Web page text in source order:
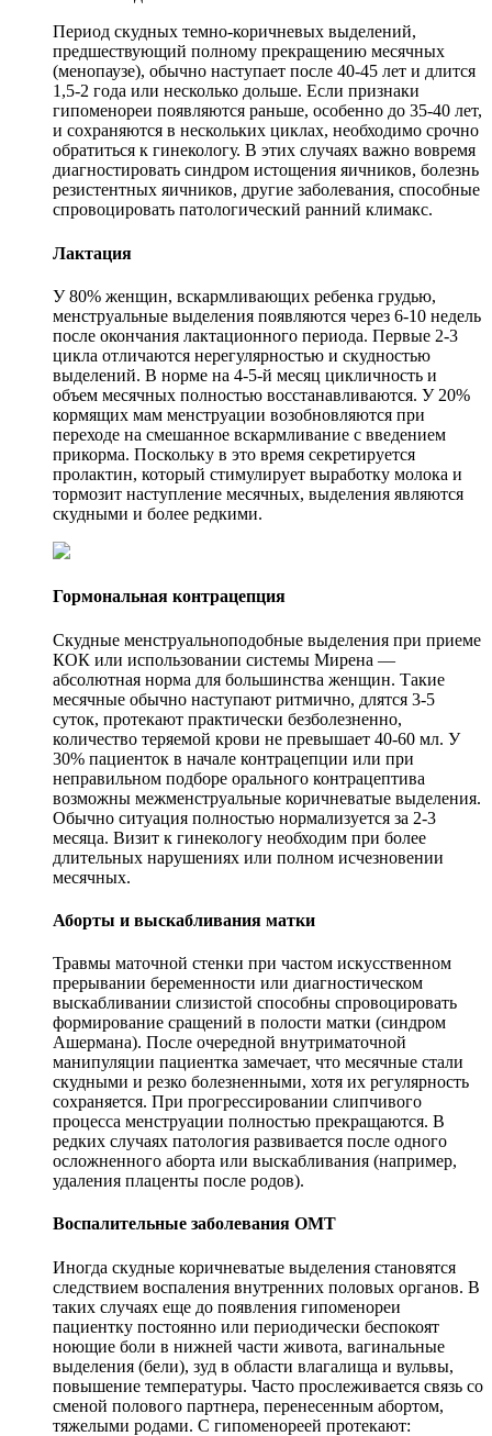
Период скудных темно-коричневых выделений,
предшествующий полному прекращению месячных
(менопаузе), обычно наступает после 40-45 лет и длится
1,5-2 года или несколько дольше. Если признаки
гипоменореи появляются раньше, особенно до 35-40 лет,
и сохраняются в нескольких циклах, необходимо срочно
обратиться к гинекологу. В этих случаях важно вовремя
диагностировать синдром истощения яичников, болезнь
резистентных яичников, другие заболевания, способные
спровоцировать патологический ранний климакс.
Лактация
У 80% женщин, вскармливающих ребенка грудью,
менструальные выделения появляются через 6-10 недель
после окончания лактационного периода. Первые 2-3
цикла отличаются нерегулярностью и скудностью
выделений. В норме на 4-5-й месяц цикличность и
объем месячных полностью восстанавливаются. У 20%
кормящих мам менструации возобновляются при
переходе на смешанное вскармливание с введением
прикорма. Поскольку в это время секретируется
пролактин, который стимулирует выработку молока и
тормозит наступление месячных, выделения являются
скудными и более редкими.
Гормональная контрацепция
Скудные менструальноподобные выделения при приеме
КОК или использовании системы Мирена —
абсолютная норма для большинства женщин. Такие
месячные обычно наступают ритмично, длятся 3-5
суток, протекают практически безболезненно,
количество теряемой крови не превышает 40-60 мл. У
30% пациенток в начале контрацепции или при
неправильном подборе орального контрацептива
возможны межменструальные коричневатые выделения.
Обычно ситуация полностью нормализуется за 2-3
месяца. Визит к гинекологу необходим при более
длительных нарушениях или полном исчезновении
месячных.
Аборты и выскабливания матки
Травмы маточной стенки при частом искусственном
прерывании беременности или диагностическом
выскабливании слизистой способны спровоцировать
формирование сращений в полости матки (синдром
Ашермана). После очередной внутриматочной
манипуляции пациентка замечает, что месячные стали
скудными и резко болезненными, хотя их регулярность
сохраняется. При прогрессировании слипчивого
процесса менструации полностью прекращаются. В
редких случаях патология развивается после одного
осложненного аборта или выскабливания (например,
удаления плаценты после родов).
Воспалительные заболевания ОМТ
Иногда скудные коричневатые выделения становятся
следствием воспаления внутренних половых органов. В
таких случаях еще до появления гипоменореи
пациентку постоянно или периодически беспокоят
ноющие боли в нижней части живота, вагинальные
выделения (бели), зуд в области влагалища и вульвы,
повышение температуры. Часто прослеживается связь со
сменой полового партнера, перенесенным абортом,
тяжелыми родами. С гипоменореей протекают: